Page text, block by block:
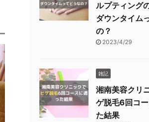
ルプティング
ダウンタイム
の？
2023/4/29
雑記
湘南美容クリ
ゲ脱毛6回コ
た結果